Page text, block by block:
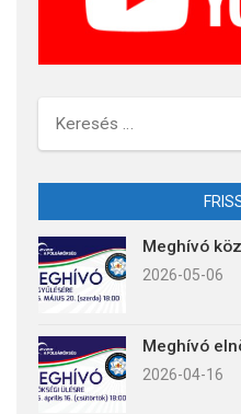
Meghívó
2026-05-06
Meghívó
2026-04-16